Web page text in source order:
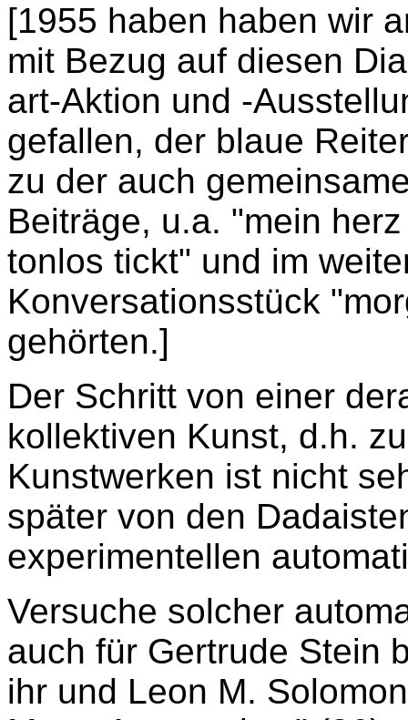
[1955 haben haben wir
mit Bezug auf diesen
art-Aktion und -
gefallen, der blaue
zu der auch
Beiträge, u.a. "mein
tonlos tickt" und im
Konversationsstück
gehörten.]
Der Schritt von einer
kollektiven Kunst, d.h.
Kunstwerken ist nicht
später von den
experimentellen
Versuche solcher
auch für Gertrude Stein
ihr und Leon M.